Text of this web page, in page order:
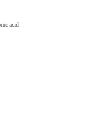
acid